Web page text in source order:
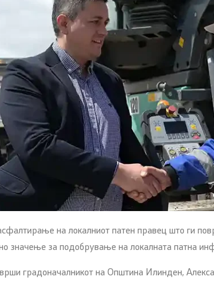
на локалниот патен правец што ги
значење за подобрување на локалната патна
градоначалникот на Општина Илинден,